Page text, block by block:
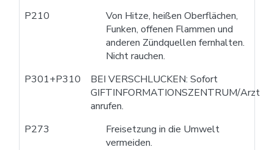
P210
Von Hitze, heißen Oberflächen,
Funken, offenen Flammen und
anderen Zündquellen fernhalten.
Nicht rauchen.
P301+P310
BEI VERSCHLUCKEN: Sofort
GIFTINFORMATIONSZENTRUM/Arzt
anrufen.
P273
Freisetzung in die Umwelt
vermeiden.